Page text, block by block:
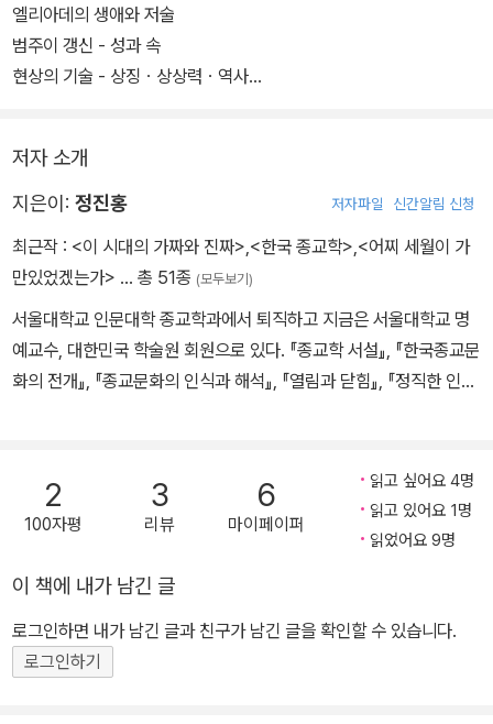
엘리아데의 생애와 저술
범주이 갱신 - 성과 속
현상의 기술 - 상징ㆍ상상력ㆍ역사
저자 소개
지은이: 정진홍 저자파일 신간알림 신청
최근작 : <이 시대의 가짜와 진짜> <한국 종교학> <어찌 세월이 가
만있었겠는가> … 총 51종 (모두보기)
서울대학교 인문대학 종교학과에서 퇴직하고 지금은 서울대학교 명
예교수, 대한민국 학술원 회원으로 있다. 『종교학 서설』, 『한국종교문
화의 전개』, 『종교문화의 인식과 해석』, 『열림과 닫힘』, 『정직한 인식
2
100자평
3
리뷰
6
마이페이퍼
읽고 싶어요 4명
읽고 있어요 1명
읽었어요 9명
이 책에 내가 남긴 글
로그인하면 내가 남긴 글과 친구가 남긴 글을 확인할 수 있습니다.
로그인하기